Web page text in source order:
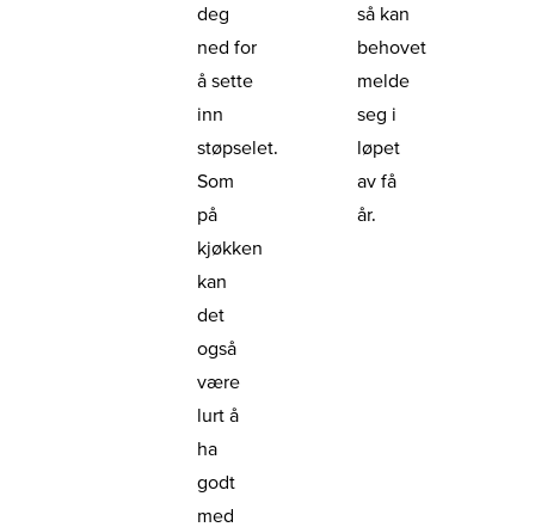
deg
ned for
å sette
inn
støpselet.
Som
på
kjøkken
kan
det
også
være
lurt å
ha
godt
med
så kan
behovet
melde
seg i
løpet
av få
år.